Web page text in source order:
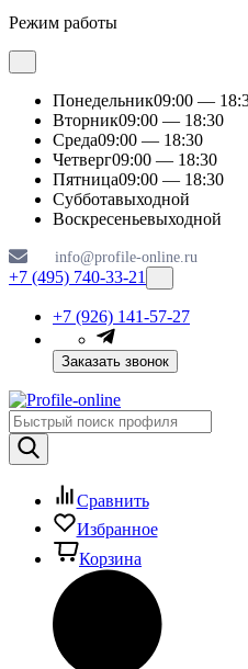
Режим работы
Понедельник09:00 —
Вторник09:00 — 18:30
Среда09:00 — 18:30
Четверг09:00 — 18:30
Пятница09:00 — 18:30
Субботавыходной
Воскресеньевыходной
info@profile-online.ru
+7 (495) 740-33-21
+7 (926) 141-57-27
Заказать звонок
Сравнить
Избранное
Корзина